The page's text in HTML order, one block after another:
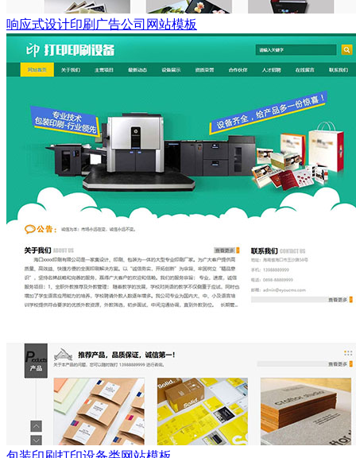
响应式设计印刷广告公司网站模板